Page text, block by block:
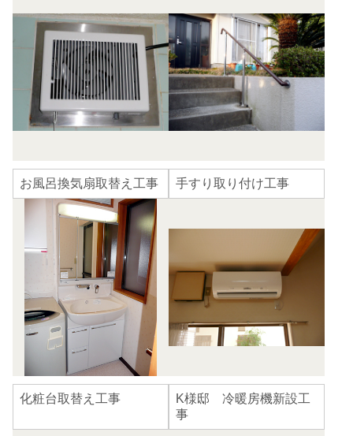
お風呂換気扇取替え工事 手すり取り付け工事
化粧台取替え工事
K様邸 冷暖房機新設工
事